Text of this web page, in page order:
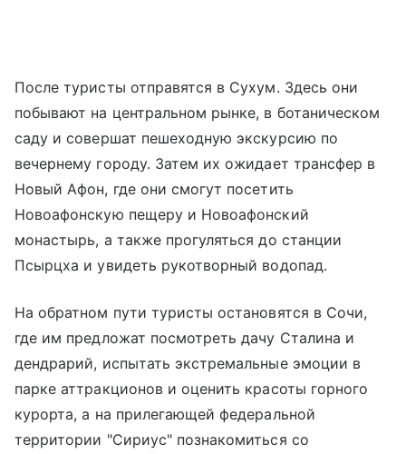
После туристы отправятся в Сухум. Здесь они
побывают на центральном рынке, в ботаническом
саду и совершат пешеходную экскурсию по
вечернему городу. Затем их ожидает трансфер в
Новый Афон, где они смогут посетить
Новоафонскую пещеру и Новоафонский
монастырь, а также прогуляться до станции
Псырцха и увидеть рукотворный водопад.
На обратном пути туристы остановятся в Сочи,
где им предложат посмотреть дачу Сталина и
дендрарий, испытать экстремальные эмоции в
парке аттракционов и оценить красоты горного
курорта, а на прилегающей федеральной
территории "Сириус" познакомиться со